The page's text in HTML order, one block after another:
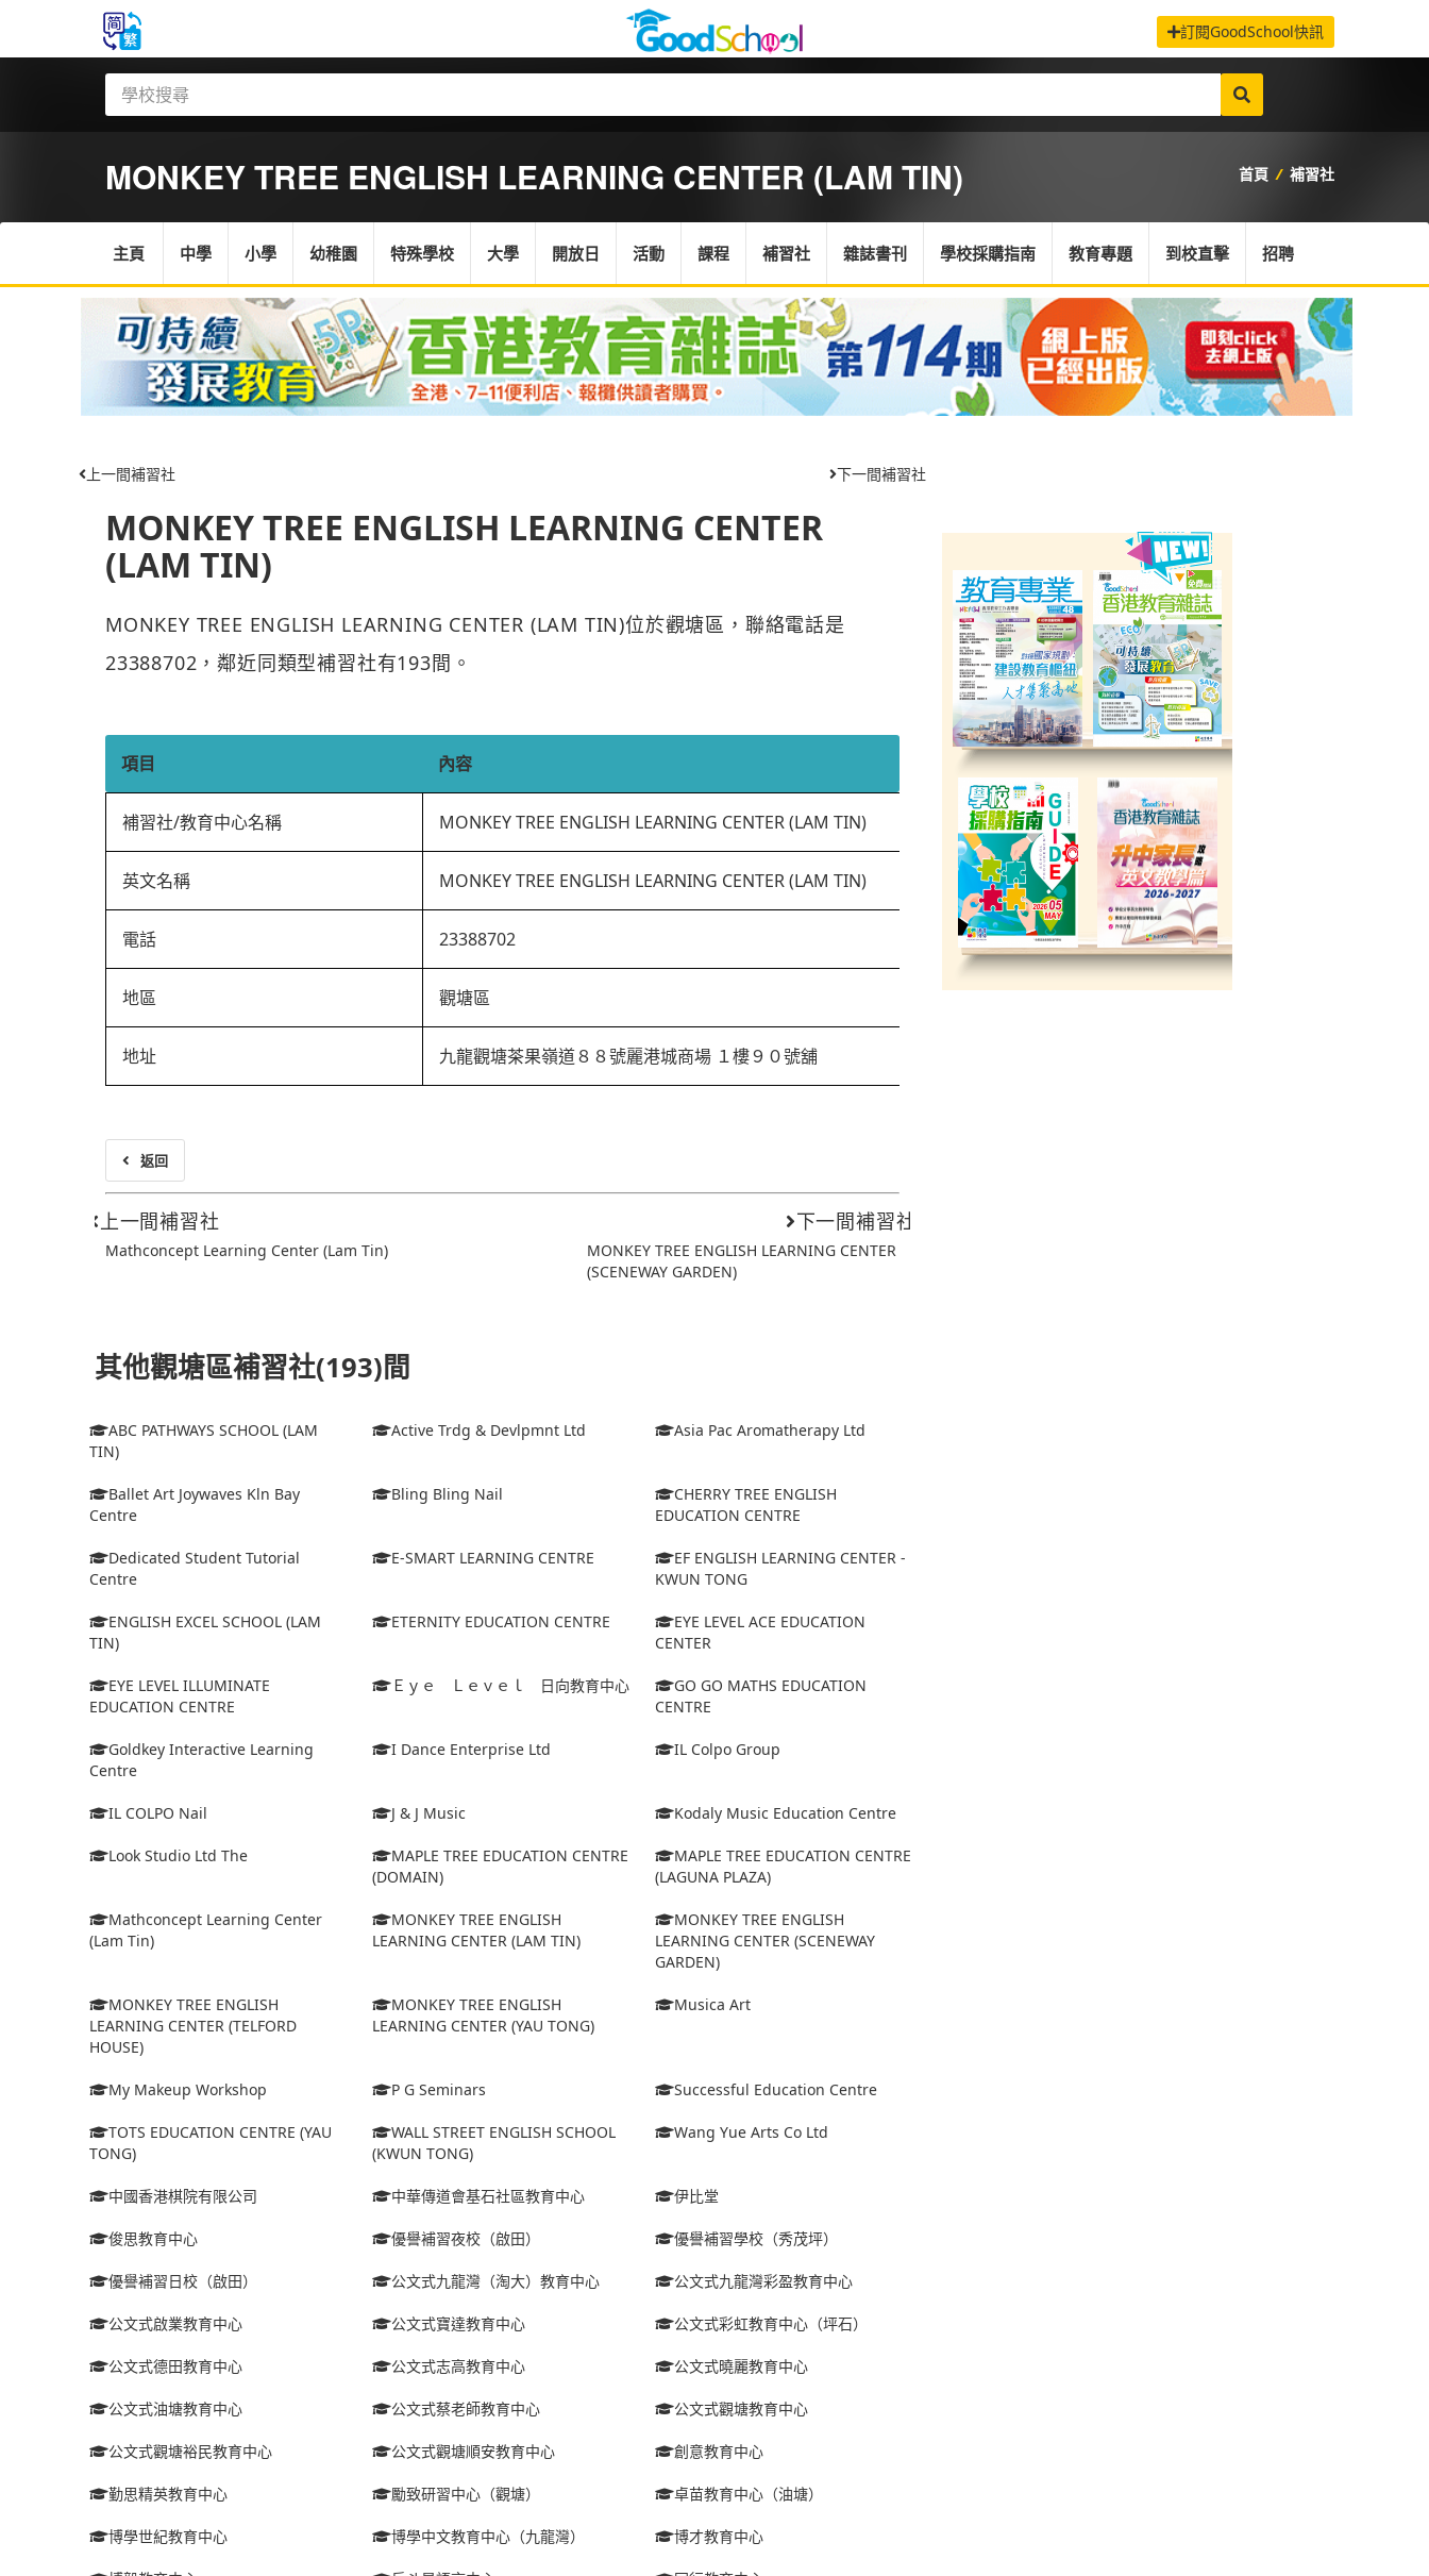
訂閱GoodSchool快訊
MONKEY TREE ENGLISH LEARNING CENTER (LAM TIN) 首頁 / 補習社
主頁 中學 小學 幼稚園 特殊學校 大學 開放日 活動 課程 補習社 雜誌書刊 學校採購指南 教育專題 到校直擊 招聘
上一間補習社 下一間補習社
MONKEY TREE ENGLISH LEARNING CENTER
(LAM TIN)
MONKEY TREE ENGLISH LEARNING CENTER (LAM TIN)位於觀塘區，聯絡電話是
23388702，鄰近同類型補習社有193間。
項目 內容
補習社/教育中心名稱 MONKEY TREE ENGLISH LEARNING CENTER (LAM TIN)
英文名稱 MONKEY TREE ENGLISH LEARNING CENTER (LAM TIN)
電話 23388702
地區 觀塘區
地址 九龍觀塘茶果嶺道８８號麗港城商場 １樓９０號舖
返回
上一間補習社
Mathconcept Learning Center (Lam Tin)
下一間補習社
MONKEY TREE ENGLISH LEARNING CENTER
(SCENEWAY GARDEN)
其他觀塘區補習社(193)間
ABC PATHWAYS SCHOOL (LAM
TIN)
Active Trdg & Devlpmnt Ltd Asia Pac Aromatherapy Ltd
Ballet Art Joywaves Kln Bay
Centre
Bling Bling Nail
CHERRY TREE ENGLISH
EDUCATION CENTRE
Dedicated Student Tutorial
Centre
E-SMART LEARNING CENTRE
EF ENGLISH LEARNING CENTER -
KWUN TONG
ENGLISH EXCEL SCHOOL (LAM
TIN)
ETERNITY EDUCATION CENTRE
EYE LEVEL ACE EDUCATION
CENTER
EYE LEVEL ILLUMINATE
EDUCATION CENTRE
Ｅｙｅ Ｌｅｖｅｌ 日向教育中心
GO GO MATHS EDUCATION
CENTRE
Goldkey Interactive Learning
Centre
I Dance Enterprise Ltd IL Colpo Group
IL COLPO Nail J & J Music Kodaly Music Education Centre
Look Studio Ltd The
MAPLE TREE EDUCATION CENTRE
(DOMAIN)
MAPLE TREE EDUCATION CENTRE
(LAGUNA PLAZA)
Mathconcept Learning Center
(Lam Tin)
MONKEY TREE ENGLISH
LEARNING CENTER (LAM TIN)
MONKEY TREE ENGLISH
LEARNING CENTER (SCENEWAY
GARDEN)
MONKEY TREE ENGLISH
LEARNING CENTER (TELFORD
HOUSE)
MONKEY TREE ENGLISH
LEARNING CENTER (YAU TONG)
Musica Art
My Makeup Workshop P G Seminars Successful Education Centre
TOTS EDUCATION CENTRE (YAU
TONG)
WALL STREET ENGLISH SCHOOL
(KWUN TONG)
Wang Yue Arts Co Ltd
中國香港棋院有限公司 中華傳道會基石社區教育中心 伊比堂
俊思教育中心 優譽補習夜校（啟田） 優譽補習學校（秀茂坪）
優譽補習日校（啟田） 公文式九龍灣（淘大）教育中心 公文式九龍灣彩盈教育中心
公文式啟業教育中心 公文式寶達教育中心 公文式彩虹教育中心（坪石）
公文式德田教育中心 公文式志高教育中心 公文式曉麗教育中心
公文式油塘教育中心 公文式蔡老師教育中心 公文式觀塘教育中心
公文式觀塘裕民教育中心 公文式觀塘順安教育中心 創意教育中心
勤思精英教育中心 勵致研習中心（觀塘） 卓苗教育中心（油塘）
博學世紀教育中心 博學中文教育中心（九龍灣） 博才教育中心